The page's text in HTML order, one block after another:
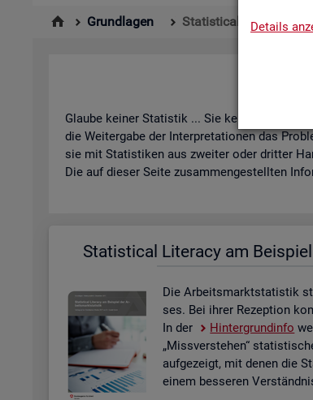
Details
Grundlagen Statistical Literacy -
Glau­be kei­ner Sta­tis­tik ... Sie ken­nen
die Wei­ter­ga­be der In­ter­pre­ta­tio­nen das
sie mit Sta­tis­ti­ken aus zwei­ter oder drit­ter
Die auf die­ser Seite zu­sam­men­ge­stell­ten
Sta­ti­s­ti­cal Li­te­r­acy am
Die Ar­beits­markt­sta­tis­tik
ses. Bei ihrer Re­zep­ti­on
In der
Hin­ter­grund­in­fo
„Miss­ver­ste­hen“
auf­ge­zeigt, mit denen die
einem bes­se­ren